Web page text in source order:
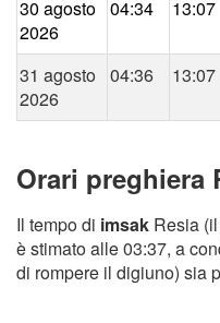
30 agosto
2026
04:34 13:07
31 agosto
2026
04:36 13:07
Orari preghiera
Il tempo di imsak Resia
è stimato alle 03:37, a
di rompere il digiuno) sia